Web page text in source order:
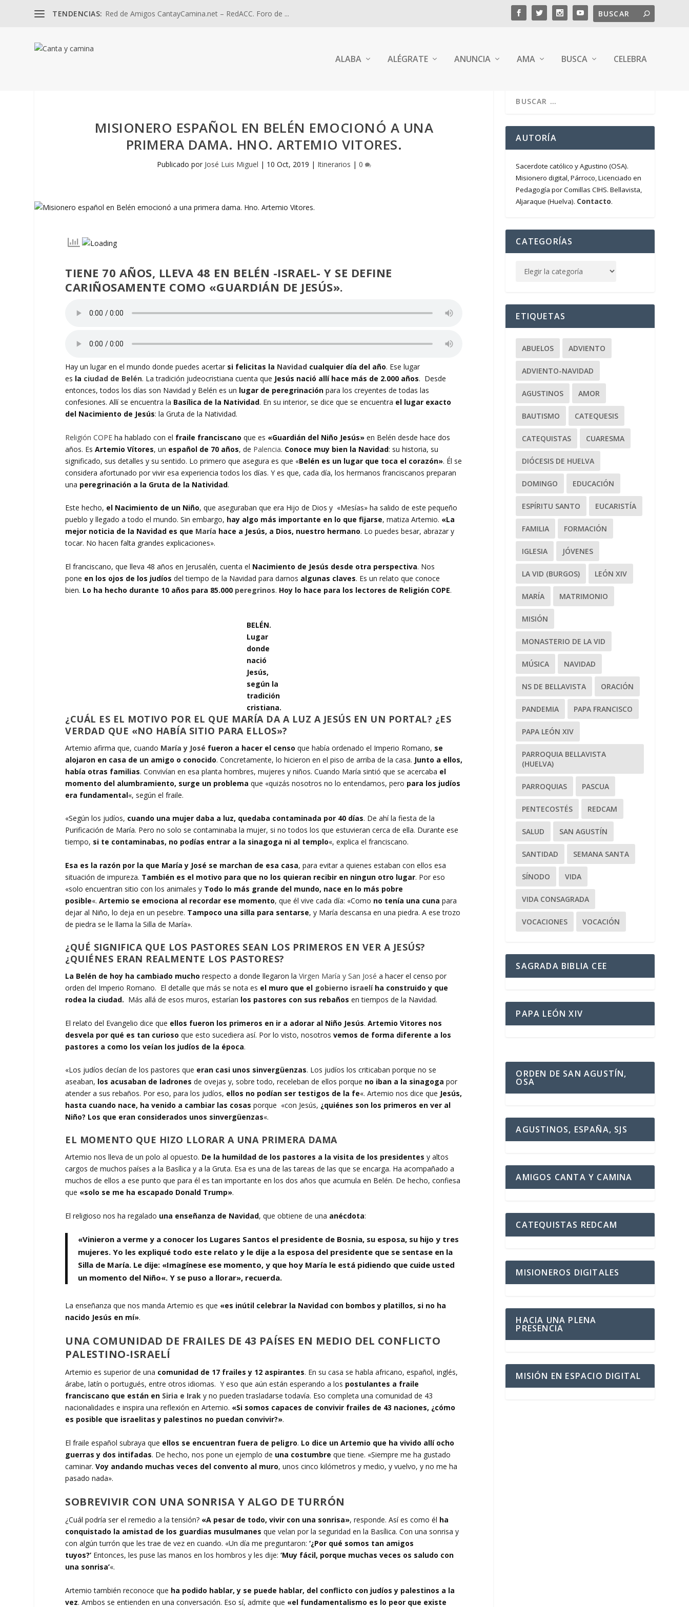
TENDENCIAS: Red de Amigos CantayCamina.net – RedACC. Foro de ...
ALABA ALÉGRATE ANUNCIA AMA BUSCA CELEBRA
MISIONERO ESPAÑOL EN BELÉN EMOCIONÓ A UNA
PRIMERA DAMA. HNO. ARTEMIO VITORES.
Publicado por José Luis Miguel | 10 Oct, 2019 | Itinerarios | 0
TIENE 70 AÑOS, LLEVA 48 EN BELÉN -ISRAEL- Y SE DEFINE
CARIÑOSAMENTE COMO «GUARDIÁN DE JESÚS».
Hay un lugar en el mundo donde puedes acertar si felicitas la Navidad cualquier día del año. Ese lugar
es la ciudad de Belén. La tradición judeocristiana cuenta que Jesús nació allí hace más de 2.000 años. Desde
entonces, todos los días son Navidad y Belén es un lugar de peregrinación para los creyentes de todas las
confesiones. Allí se encuentra la Basílica de la Natividad. En su interior, se dice que se encuentra el lugar exacto
del Nacimiento de Jesús: la Gruta de la Natividad.
Religión COPE ha hablado con el fraile franciscano que es «Guardián del Niño Jesús» en Belén desde hace dos
años. EsArtemio Vítores, un español de 70 años, de Palencia. Conoce muy bien la Navidad: su historia, su
significado, sus detalles y su sentido. Lo primero que asegura es que «Belén es un lugar que toca el corazón». Él se
considera afortunado por vivir esa experiencia todos los días. Y es que, cada día, los hermanos franciscanos preparan
una peregrinación a la Gruta de la Natividad.
Este hecho, el Nacimiento de un Niño, que aseguraban que era Hijo de Dios y «Mesías» ha salido de este pequeño
pueblo y llegado a todo el mundo. Sin embargo, hay algo más importante en lo que fijarse, matiza Artemio. «La
mejor noticia de la Navidad es que María hace a Jesús, a Dios, nuestro hermano. Lo puedes besar, abrazar y
tocar. No hacen falta grandes explicaciones».
El franciscano, que lleva 48 años en Jerusalén, cuenta el Nacimiento de Jesús desde otra perspectiva. Nos
pone en los ojos de los judíos del tiempo de la Navidad para darnos algunas claves. Es un relato que conoce
bien. Lo ha hecho durante 10 años para 85.000 peregrinos. Hoy lo hace para los lectores de Religión COPE.
BELÉN.
Lugar
donde
nació
Jesús,
según la
tradición
cristiana.
¿CUÁL ES EL MOTIVO POR EL QUE MARÍA DA A LUZ A JESÚS EN UN PORTAL? ¿ES
VERDAD QUE «NO HABÍA SITIO PARA ELLOS»?
Artemio afirma que, cuando María y José fueron a hacer el censoque había ordenado el Imperio Romano, se
alojaron en casa de un amigo o conocido. Concretamente, lo hicieron en el piso de arriba de la casa. Junto a ellos,
había otras familias. Convivían en esa planta hombres, mujeres y niños. Cuando María sintió que se acercaba el
momento del alumbramiento, surge un problema que «quizás nosotros no lo entendamos, pero para los judíos
era fundamental«, según el fraile.
«Según los judíos, cuando una mujer daba a luz, quedaba contaminada por 40 días. De ahí la fiesta de la
Purificación de María. Pero no solo se contaminaba la mujer, si no todos los que estuvieran cerca de ella. Durante ese
tiempo, si te contaminabas, no podías entrar a la sinagoga ni al templo«, explica el franciscano.
Esa es la razón por la que María y José se marchan de esa casa, para evitar a quienes estaban con ellos esa
situación de impureza. También es el motivo para que no los quieran recibir en ningun otro lugar. Por eso
«solo encuentran sitio con los animales y Todo lo más grande del mundo, nace en lo más pobre
posible«.Artemio se emociona al recordar ese momento, que él vive cada día: «Como no tenía una cuna para
dejar al Niño, lo deja en un pesebre. Tampoco una silla para sentarse, y María descansa en una piedra. A ese trozo
de piedra se le llama la Silla de María».
¿QUÉ SIGNIFICA QUE LOS PASTORES SEAN LOS PRIMEROS EN VER A JESÚS?
¿QUIÉNES ERAN REALMENTE LOS PASTORES?
La Belén de hoy ha cambiado muchorespecto a donde llegaron laVirgen María y San José a hacer el censo por
orden del Imperio Romano. El detalle que más se nota es el muro que el gobierno israelíha construido y que
rodea la ciudad. Más allá de esos muros, estarían los pastores con sus rebaños en tiempos de la Navidad.
El relato del Evangelio dice que ellos fueron los primeros en ir a adorar al Niño Jesús. Artemio Vitores nos
desvela por qué es tan curiosoque esto sucediera así. Por lo visto, nosotrosvemos de forma diferente a los
pastores a como los veían los judíos de la época.
«Los judíos decían de los pastores que eran casi unos sinvergüenzas. Los judíos los criticaban porque no se
aseaban, los acusaban de ladrones de ovejas y, sobre todo, receleban de ellos porque no iban a la sinagogapor
atender a sus rebaños. Por eso, para los judíos, ellos no podían ser testigos de la fe«. Artemio nos dice que Jesús,
hasta cuando nace, ha venido a cambiar las cosas porque «con Jesús, ¿quiénes son los primeros en ver al
Niño? Los que eran considerados unos sinvergüenzas«.
EL MOMENTO QUE HIZO LLORAR A UNA PRIMERA DAMA
Artemio nos lleva de un polo al opuesto. De la humildad de los pastores a la visita de los presidentes y altos
cargos de muchos países a la Basílica y a la Gruta. Esa es una de las tareas de las que se encarga. Ha acompañado a
muchos de ellos a ese punto que para él es tan importante en los dos años que acumula en Belén. De hecho, confiesa
que «solo se me ha escapado Donald Trump».
El religioso nos ha regalado una enseñanza de Navidad, que obtiene de una anécdota:
«Vinieron a verme y a conocer los Lugares Santos el presidente de Bosnia, su esposa, su hijo y tres
mujeres. Yo les expliqué todo este relato y le dije a la esposa del presidente que se sentase en la
Silla de María. Le dije: «Imagínese ese momento, y que hoy María le está pidiendo que cuide usted
un momento del Niño«. Y se puso a llorar», recuerda.
La enseñanza que nos manda Artemio es que «es inútil celebrar la Navidad con bombos y platillos, si no ha
nacido Jesús en mí».
UNA COMUNIDAD DE FRAILES DE 43 PAÍSES EN MEDIO DEL CONFLICTO
PALESTINO-ISRAELÍ
Artemio es superior de una comunidad de 17 frailes y 12 aspirantes. En su casa se habla africano, español, inglés,
árabe, latín o portugués, entre otros idiomas. Y eso que aún están esperando a los postulantes a fraile
franciscano que están en Siria e Irak y no pueden trasladarse todavía. Eso completa una comunidad de 43
nacionalidades e inspira una reflexión en Artemio. «Si somos capaces de convivir frailes de 43 naciones, ¿cómo
es posible que israelitas y palestinos no puedan convivir?».
El fraile español subraya que ellos se encuentran fuera de peligro. Lo dice un Artemio que ha vivido allí ocho
guerras y dos intifadas. De hecho, nos pone un ejemplo de una costumbre que tiene. «Siempre me ha gustado
caminar. Voy andando muchas veces del convento al muro, unos cinco kilómetros y medio, y vuelvo, y no me ha
pasado nada».
SOBREVIVIR CON UNA SONRISA Y ALGO DE TURRÓN
¿Cuál podría ser el remedio a la tensión? «A pesar de todo, vivir con una sonrisa», responde. Así es como él ha
conquistado la amistad de los guardias musulmanes que velan por la seguridad en la Basílica. Con una sonrisa y
con algún turrón que les trae de vez en cuando. «Un día me preguntaron:‘¿Por qué somos tan amigos
tuyos?’ Entonces, les puse las manos en los hombros y les dije: ‘Muy fácil, porque muchas veces os saludo con
una sonrisa’«.
Artemio también reconoce que ha podido hablar, y se puede hablar, del conflicto con judíos y palestinos a la
vez. Ambos se entienden en una conversación. Eso sí, admite que «el fundamentalismo es lo peor que existe
AUTORÍA
Sacerdote católico y Agustino (OSA).
Misionero digital, Párroco, Licenciado en
Pedagogía por Comillas CIHS. Bellavista,
Aljaraque (Huelva). Contacto.
CATEGORÍAS
ETIQUETAS
ABUELOS ADVIENTO
ADVIENTO-NAVIDAD
AGUSTINOS AMOR
BAUTISMO CATEQUESIS
CATEQUISTAS CUARESMA
DIÓCESIS DE HUELVA
DOMINGO EDUCACIÓN
ESPÍRITU SANTO EUCARISTÍA
FAMILIA FORMACIÓN
IGLESIA JÓVENES
LA VID (BURGOS) LEÓN XIV
MARÍA MATRIMONIO
MISIÓN
MONASTERIO DE LA VID
MÚSICA NAVIDAD
NS DE BELLAVISTA ORACIÓN
PANDEMIA PAPA FRANCISCO
PAPA LEÓN XIV
PARROQUIA BELLAVISTA
(HUELVA)
PARROQUIAS PASCUA
PENTECOSTÉS REDCAM
SALUD SAN AGUSTÍN
SANTIDAD SEMANA SANTA
SÍNODO VIDA
VIDA CONSAGRADA
VOCACIONES VOCACIÓN
SAGRADA BIBLIA CEE
PAPA LEÓN XIV
ORDEN DE SAN AGUSTÍN,
OSA
AGUSTINOS, ESPAÑA, SJS
AMIGOS CANTA Y CAMINA
CATEQUISTAS REDCAM
MISIONEROS DIGITALES
HACIA UNA PLENA
PRESENCIA
MISIÓN EN ESPACIO DIGITAL